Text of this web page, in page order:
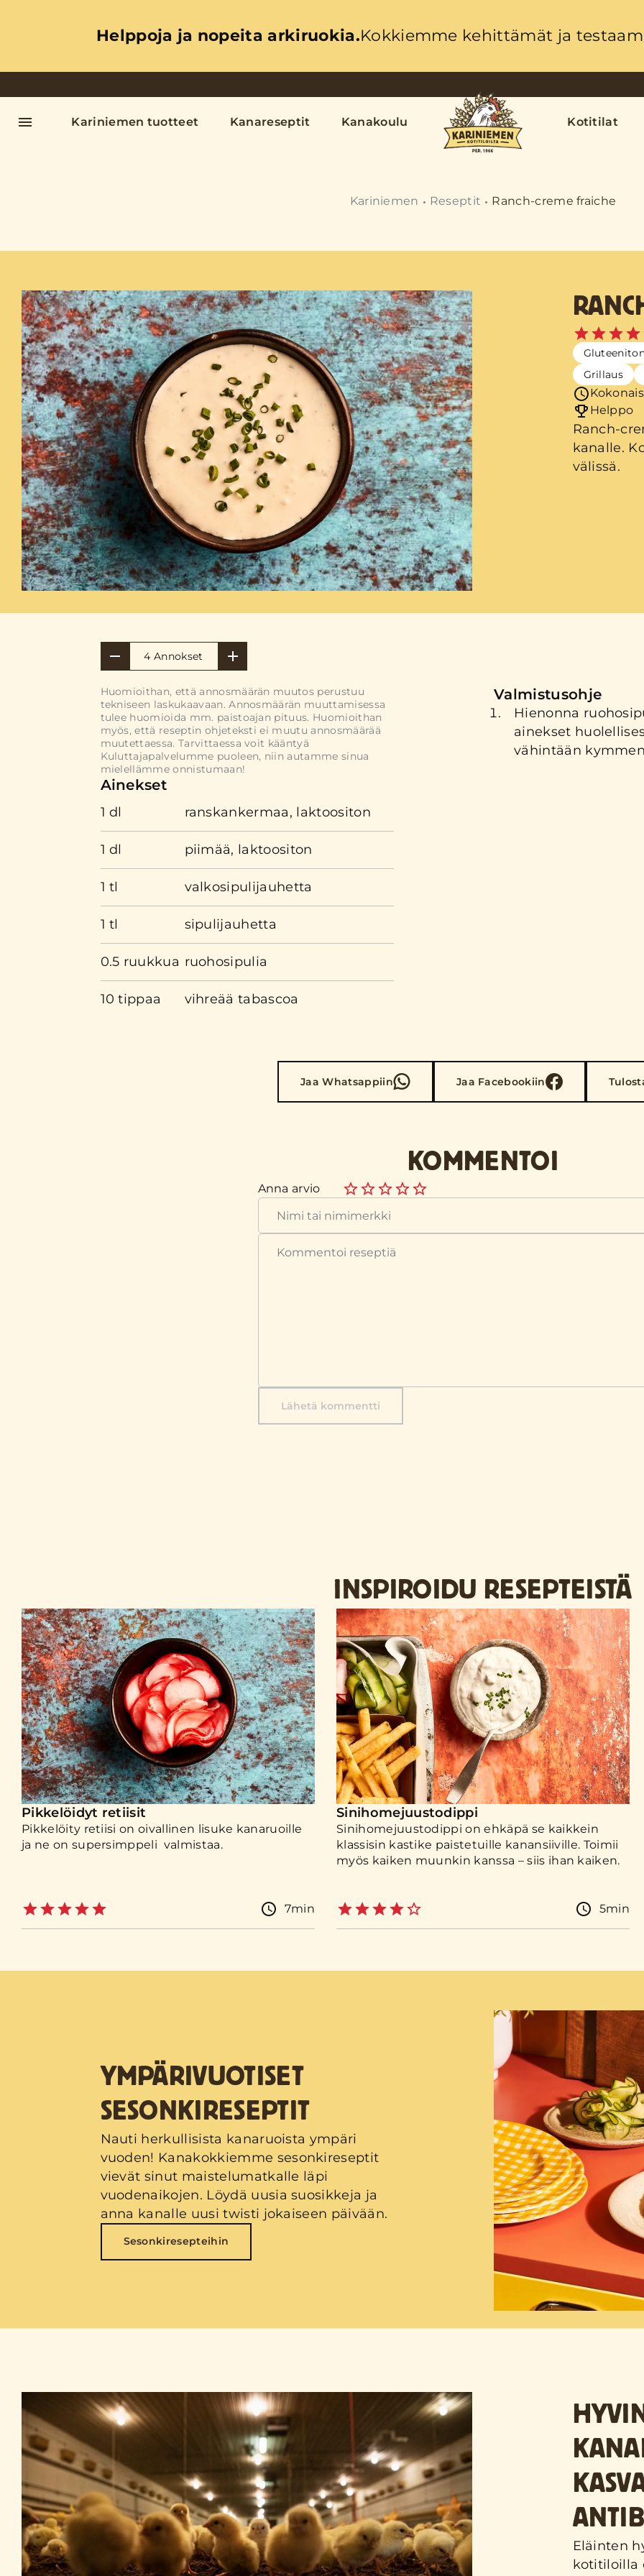
Helppoja ja nopeita arkiruokia.Kokkiemme kehittämät ja
Kariniemen tuotteet Kanareseptit Kanakoulu Kotitilat
Kariniemen Reseptit Ranch-creme fraiche
Grillaus
Helppo
Ranch-
kanalle.
välissä.
4 Annokset
Huomioithan, että annosmäärän muutos perustuu
tekniseen laskukaavaan. Annosmäärän muuttamisessa
tulee huomioida mm. paistoajan pituus. Huomioithan
myös, että reseptin ohjeteksti ei muutu annosmäärää
muutettaessa. Tarvittaessa voit kääntyä
Kuluttajapalvelumme puoleen, niin autamme sinua
mielellämme onnistumaan!
Ainekset
1 dl ranskankermaa, laktoositon
1 dl piimää, laktoositon
1 tl valkosipulijauhetta
1 tl sipulijauhetta
0.5 ruukkua ruohosipulia
10 tippaa vihreää tabascoa
Valmistusohje
Hienonna
ainekset
vähintään
Jaa Whatsappiin Jaa Facebookiin
KOMMENTOI
Anna arvio
Lähetä kommentti
INSPIROIDU RESEPTEISTÄ
Pikkelöidyt retiisit
Pikkelöity retiisi on oivallinen lisuke kanaruoille
ja ne on supersimppeli valmistaa.
7min
Sinihomejuustodippi
Sinihomejuustodippi on ehkäpä se kaikkein
klassisin kastike paistetuille kanansiiville. Toimii
myös kaiken muunkin kanssa – siis ihan kaiken.
5min
YMPÄRIVUOTISET
SESONKIRESEPTIT
Nauti herkullisista kanaruoista ympäri
vuoden! Kanakokkiemme sesonkireseptit
vievät sinut maistelumatkalle läpi
vuodenaikojen. Löydä uusia suosikkeja ja
anna kanalle uusi twisti jokaiseen päivään.
Sesonkiresepteihin
Eläinten
kotitiloilla